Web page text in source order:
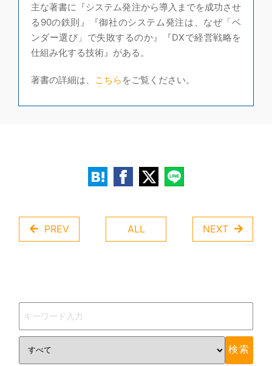
主な著書に『システム発注から導入までを成功させ
る90の鉄則』『御社のシステム発注は、なぜ「ベ
ンダー選び」で失敗するのか』『DXで経営戦略を
仕組み化する技術』がある。
著書の詳細は、 こちら をご覧ください。
PREV ALL NEXT